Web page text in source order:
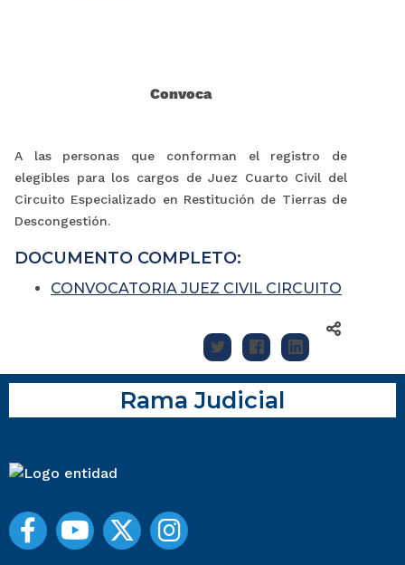
Convoca
A las personas que conforman el registro de
elegibles para los cargos de Juez Cuarto Civil del
Circuito Especializado en Restitución de Tierras de
Descongestión.
DOCUMENTO COMPLETO:
CONVOCATORIA JUEZ CIVIL CIRCUITO
Rama Judicial